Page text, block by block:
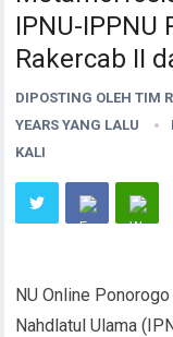
IPNU-IPPNU
Rakercab II
DIPOSTING OLEHTIM
YEARS YANG LALU
KALI
NU Online
Nahdlatul Ulama